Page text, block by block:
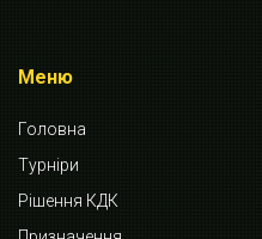
Меню
Головна
Турніри
Рішення КДК